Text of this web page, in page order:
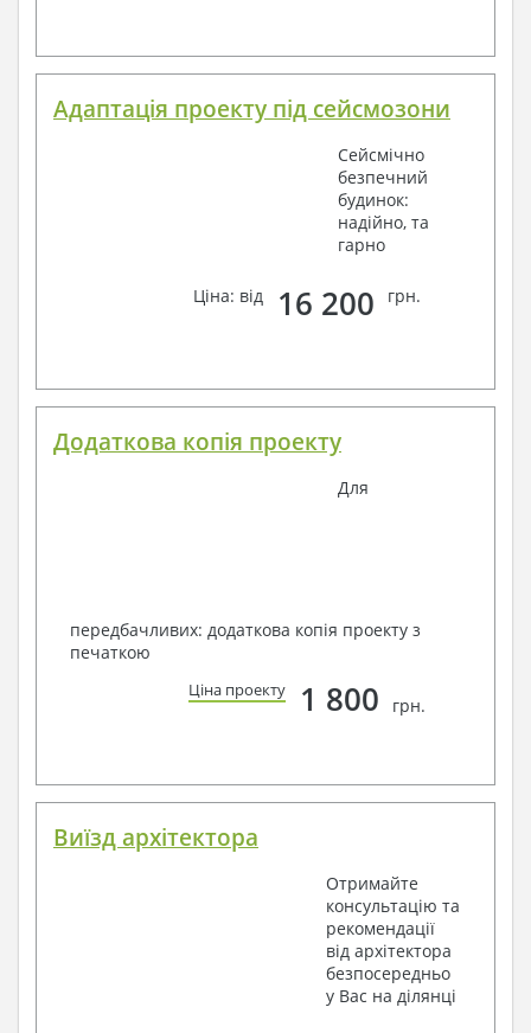
Адаптація проекту під сейсмозони
Сейсмічно
безпечний
будинок:
надійно, та
гарно
Ціна: від 16 200 грн.
Додаткова копія проекту
Для
передбачливих: додаткова копія проекту з
печаткою
Ціна проекту 1 800 грн.
Виїзд архітектора
Отримайте
консультацію та
рекомендації
від архітектора
безпосередньо
у Вас на ділянці